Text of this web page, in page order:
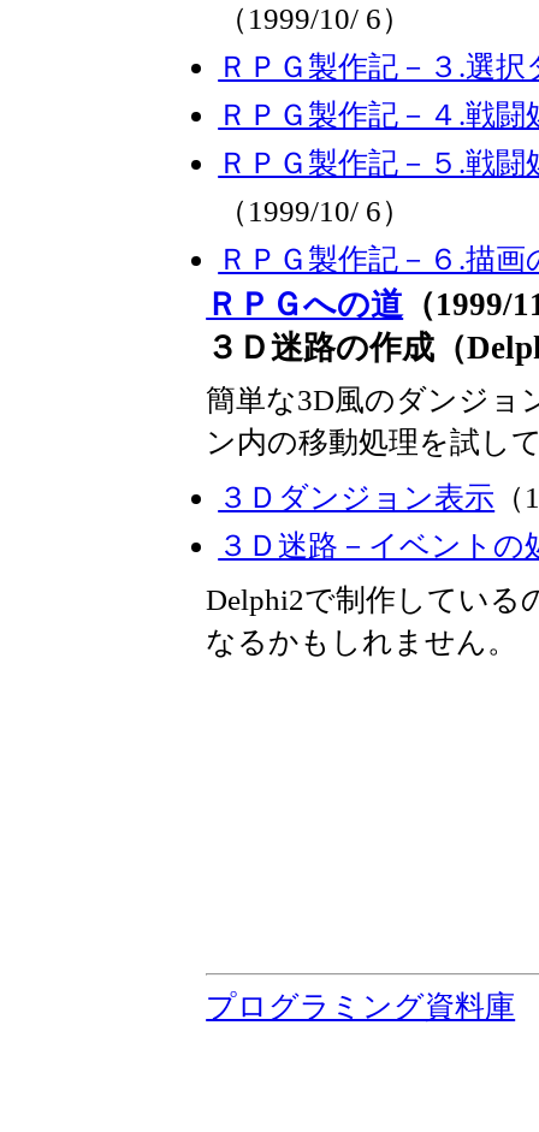
（1999/10/ 6）
ＲＰＧ製作記－３.選
ＲＰＧ製作記－４.戦
ＲＰＧ製作記－５.戦
（1999/10/ 6）
ＲＰＧ製作記－６.描画
ＲＰＧへの道（1999/
３Ｄ迷路の作成（
簡単な3D風のダンジョ
ン内の移動処理を試し
３Ｄダンジョン表示
３Ｄ迷路－イベントの
Delphi2で制作している
なるかもしれません。
プログラミング資料庫